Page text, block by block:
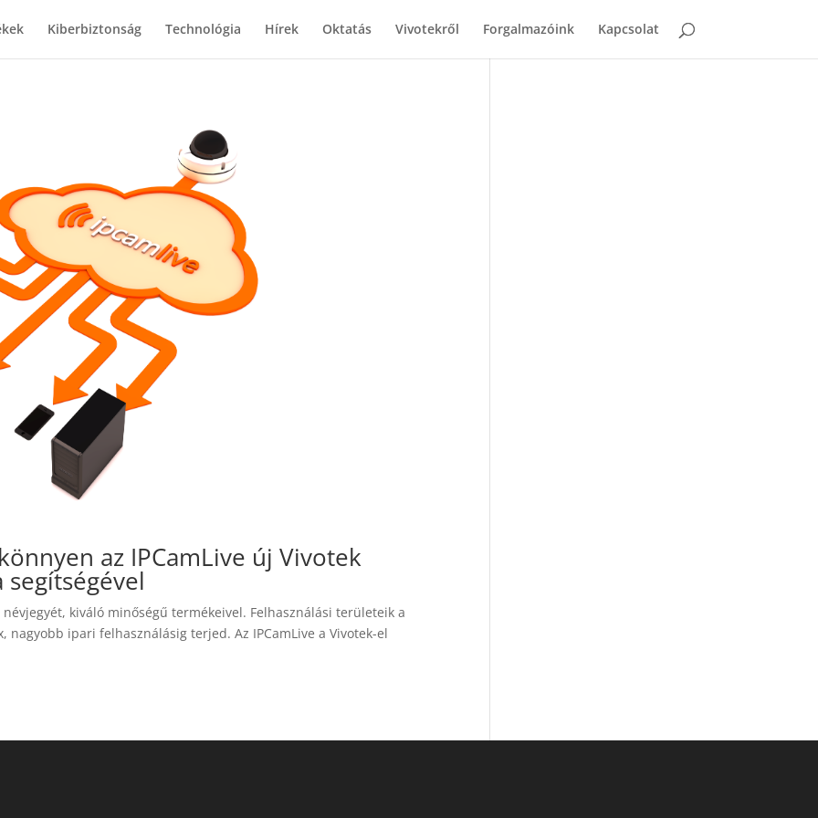
Kiberbiztonság Technológia Hírek Oktatás Vivotekről Forgalmazóink Kapcsolat
az IPCamLive új Vivotek
kiváló minőségű termékeivel. Felhasználási területeik a
ipari felhasználásig terjed. Az IPCamLive a Vivotek-el